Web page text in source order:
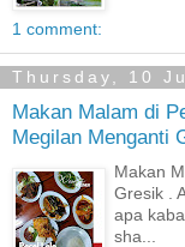
1 comment:
Thursday, 10
Makan Malam di
Megilan Menganti
Makan
Gresik .
apa
sha...